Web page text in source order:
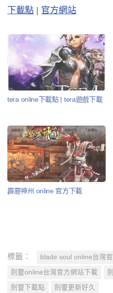
下載點 官方網站
tera online下載點 | tera遊戲下載
霹靂神州 online 官方下載
標籤： blade soul online台灣
劍靈online台灣官方網站下載
劍靈下載點 劍靈更新好久